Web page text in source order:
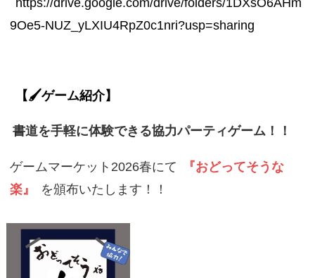
9Oe5-NUZ_yLXIU4RpZ0c1nri?usp=sharing
【🖌️ゲーム紹介】
書道を手軽に体験できる協力パーティゲーム！！
ゲームマーケット2026春にて
『おどってそうな
楽』
を頒布いたします！！